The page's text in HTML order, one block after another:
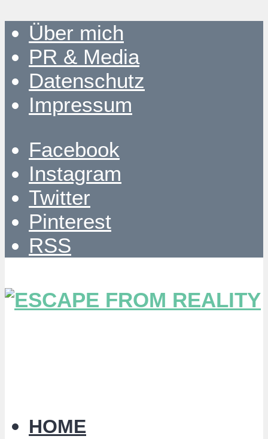
Über mich
PR & Media
Datenschutz
Impressum
Facebook
Instagram
Twitter
Pinterest
RSS
HOME